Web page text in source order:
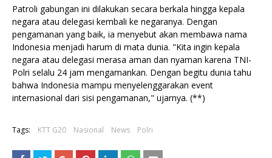
Patroli gabungan ini dilakukan secara berkala hingga kepala
negara atau delegasi kembali ke negaranya. Dengan
pengamanan yang baik, ia menyebut akan membawa nama
Indonesia menjadi harum di mata dunia. "Kita ingin kepala
negara atau delegasi merasa aman dan nyaman karena TNI-
Polri selalu 24 jam mengamankan. Dengan begitu dunia tahu
bahwa Indonesia mampu menyelenggarakan event
internasional dari sisi pengamanan," ujarnya. (**)
Tags: KTT G20 Nasional News Polri